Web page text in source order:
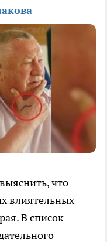
что
влиятельных
В список